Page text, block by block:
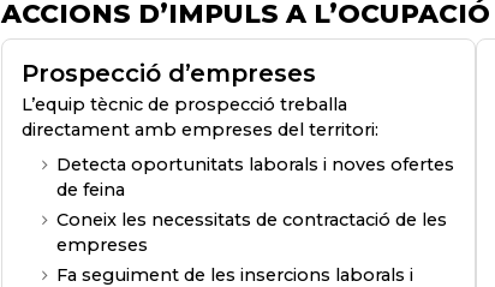
ACCIONS D’IMPULS A L’OCUPACIÓ
Prospecció d’empreses
L’equip tècnic de prospecció treballa
directament amb empreses del territori:
Detecta oportunitats laborals i noves ofertes
de feina
Coneix les necessitats de contractació de les
empreses
Fa seguiment de les insercions laborals i